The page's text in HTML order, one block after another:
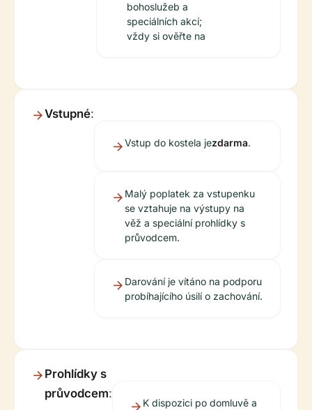
bohoslužeb a
speciálních akcí;
vždy si ověřte na
Vstupné:
Vstup do kostela jezdarma.
Malý poplatek za vstupenku
se vztahuje na výstupy na
věž a speciální prohlídky s
průvodcem.
Darování je vítáno na podporu
probíhajícího úsilí o zachování.
Prohlídky s
průvodcem:
K dispozici po domluvě a